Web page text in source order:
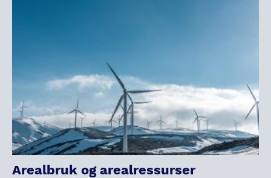
Arealbruk og arealressurser